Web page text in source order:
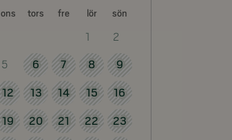
ons tors fre lör sön
1 2
5 6 7 8 9
12 13 14 15 16
19 20 21 22 23